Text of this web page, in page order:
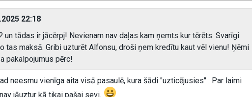
22:18
un tādas ir jācērpj! Nevienam nav daļas kam ņemts kur tērēts. Svarīgi
tas maksā. Gribi uzturēt Alfonsu, droši ņem kredītu kaut vēl vienu! Ņēmi
pakalpojumus pērc!
neesmu vienīga aita visā pasaulē, kura šādi "uzticējusies'' . Par laimi
jāuztur kā tikai pašai sevi.